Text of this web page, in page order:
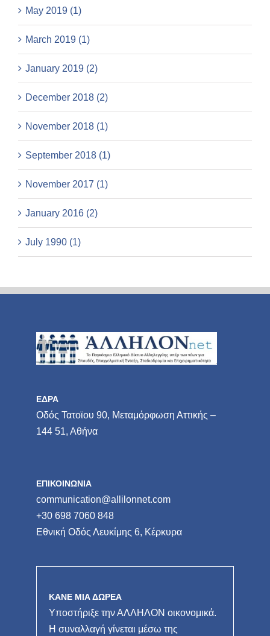
May 2019 (1)
March 2019 (1)
January 2019 (2)
December 2018 (2)
November 2018 (1)
September 2018 (1)
November 2017 (1)
January 2016 (2)
July 1990 (1)
ΕΔΡΑ
Οδός Τατοϊου 90, Μεταμόρφωση Αττικής –
144 51, Αθήνα
ΕΠΙΚΟΙΝΩΝΙΑ
communication@allilonnet.com
+30 698 7060 848
Εθνική Οδός Λευκίμης 6, Κέρκυρα
ΚΑΝΕ ΜΙΑ ΔΩΡΕΑ
Υποστήριξε την ΑΛΛΗΛΟΝ οικονομικά.
Η συναλλαγή γίνεται μέσω της